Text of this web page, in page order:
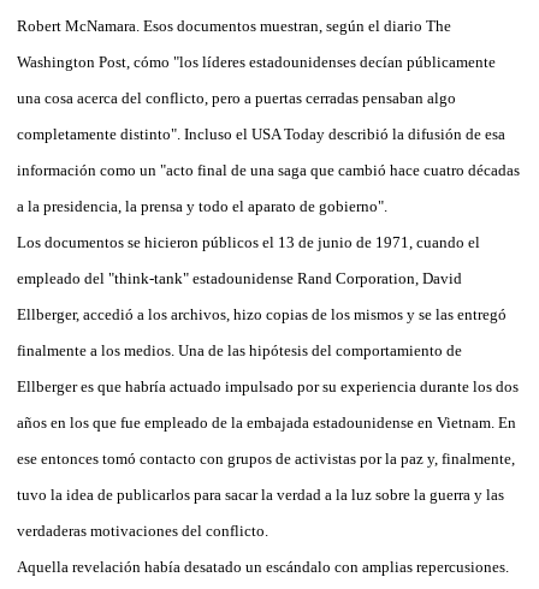
Robert McNamara. Esos documentos muestran, según el diario The
Washington Post, cómo "los líderes estadounidenses decían públicamente
una cosa acerca del conflicto, pero a puertas cerradas pensaban algo
completamente distinto". Incluso el USA Today describió la difusión de esa
información como un "acto final de una saga que cambió hace cuatro décadas
a la presidencia, la prensa y todo el aparato de gobierno".
Los documentos se hicieron públicos el 13 de junio de 1971, cuando el
empleado del "think-tank" estadounidense Rand Corporation, David
Ellberger, accedió a los archivos, hizo copias de los mismos y se las entregó
finalmente a los medios. Una de las hipótesis del comportamiento de
Ellberger es que habría actuado impulsado por su experiencia durante los dos
años en los que fue empleado de la embajada estadounidense en Vietnam. En
ese entonces tomó contacto con grupos de activistas por la paz y, finalmente,
tuvo la idea de publicarlos para sacar la verdad a la luz sobre la guerra y las
verdaderas motivaciones del conflicto.
Aquella revelación había desatado un escándalo con amplias repercusiones.